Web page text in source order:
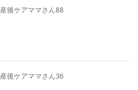
産後ケアママさん88
産後ケアママさん36